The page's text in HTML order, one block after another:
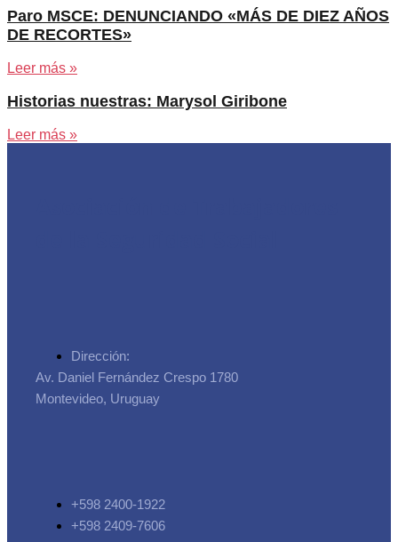
Paro MSCE: DENUNCIANDO «MÁS DE DIEZ AÑOS
DE RECORTES»
Leer más »
Historias nuestras: Marysol Giribone
Leer más »
Dirección:
Av. Daniel Fernández Crespo 1780
Montevideo, Uruguay
+598 2400-1922
+598 2409-7606